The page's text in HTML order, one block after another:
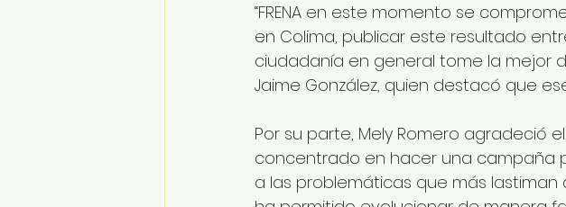
“FRENA en este momento se
en Colima, publicar este resultado
ciudadanía en general tome la mejor
Jaime González, quien destacó que
Por su parte, Mely Romero agradeció
concentrado en hacer una campaña
a las problemáticas que más